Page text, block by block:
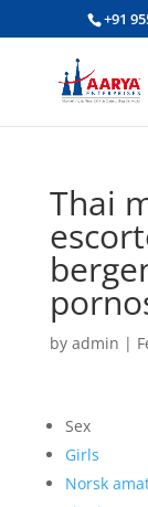
+91
Thai
by admin |
Sex
Girls
Norsk